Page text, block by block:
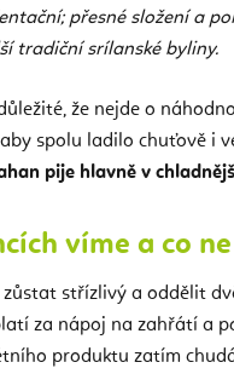
přesné složení a
tradiční srílanské byliny.
že nejde o
spolu ladilo chuťově i
pije hlavně v
víme a co ne
zůstat střízlivý a oddělit
za nápoj na zahřátí a
produktu zatím